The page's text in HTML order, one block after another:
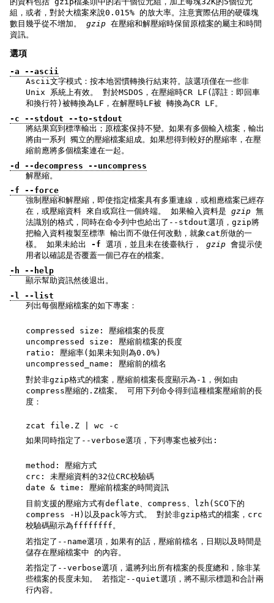
組，或者，對於大檔案來說0.015% 的放大率。注意實際佔用的硬碟塊
數目幾乎從不增加。 gzip 在壓縮和解壓縮時保留原檔案的屬主和時間
資訊。
選項
-a --ascii
Ascii文字模式：按本地習慣轉換行結束符。該選項僅在一些非
Unix 系統上有效。 對於MSDOS，在壓縮時CR LF(譯註：即回車
和換行符)被轉換為LF，在解壓時LF被 轉換為CR LF。
-c --stdout --to-stdout
將結果寫到標準輸出；原檔案保持不變。如果有多個輸入檔案，輸出
將由一系列 獨立的壓縮檔案組成。如果想得到較好的壓縮率，在壓
縮前應將多個檔案連在一起。
-d --decompress --uncompress
解壓縮。
-f --force
強制壓縮和解壓縮，即使指定檔案具有多重連線，或相應檔案已經存
在，或壓縮資料 來自或寫往一個終端。 如果輸入資料是 gzip
法識別的格式，同時在命令列中也給出了--stdout選項，gzip將
把輸入資料複製至標準 輸出而不做任何改動，就象cat所做的一
樣。 如果未給出 -f 選項，並且未在後臺執行， gzip
用者以確認是否覆蓋一個已存在的檔案。
-h --help
顯示幫助資訊然後退出。
-l --list
列出每個壓縮檔案的如下專案：
compressed size: 壓縮檔案的長度
uncompressed size: 壓縮前檔案的長度
ratio: 壓縮率(如果未知則為0.0%)
uncompressed_name: 壓縮前的檔名
對於非gzip格式的檔案，壓縮前檔案長度顯示為-1，例如由
compress壓縮的.Z檔案。 可用下列命令得到這種檔案壓縮前的長
度：
zcat file.Z | wc -c
如果同時指定了--verbose選項，下列專案也被列出:
method: 壓縮方式
crc: 未壓縮資料的32位CRC校驗碼
date & time: 壓縮前檔案的時間資訊
目前支援的壓縮方式有deflate、compress、lzh(SCO下的
compress -H)以及pack等方式。 對於非gzip格式的檔案，crc
校驗碼顯示為ffffffff。
若指定了--name選項，如果有的話，壓縮前檔名，日期以及時間是
儲存在壓縮檔案中 的內容。
若指定了--verbose選項，還將列出所有檔案的長度總和，除非某
些檔案的長度未知。 若指定--quiet選項，將不顯示標題和合計兩
行內容。